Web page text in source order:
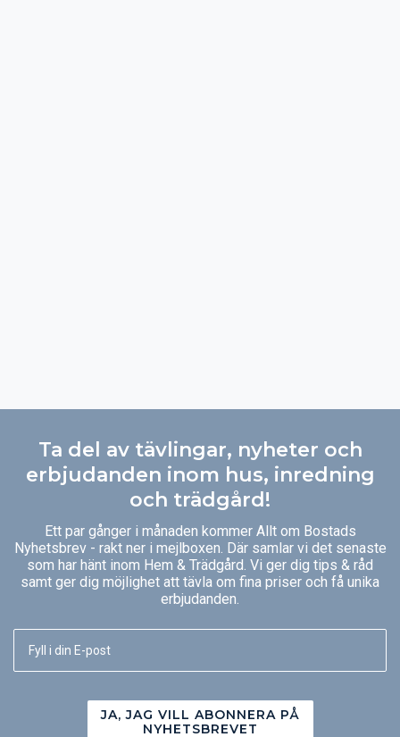
Ta del av tävlingar, nyheter och
erbjudanden inom hus, inredning
och trädgård!
Ett par gånger i månaden kommer Allt om Bostads
Nyhetsbrev - rakt ner i mejlboxen. Där samlar vi det senaste
som har hänt inom Hem & Trädgård. Vi ger dig tips & råd
samt ger dig möjlighet att tävla om fina priser och få unika
erbjudanden.
JA, JAG VILL ABONNERA PÅ
NYHETSBREVET